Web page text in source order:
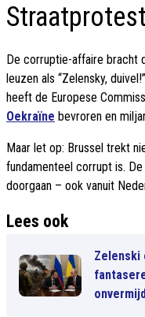
De corruptie-affaire bracht
leuzen als “Zelensky,
heeft de Europese
Oekraïne bevroren en
Maar let op: Brussel trekt
fundamenteel corrupt is.
doorgaan – ook vanuit
Lees ook
Zelenski